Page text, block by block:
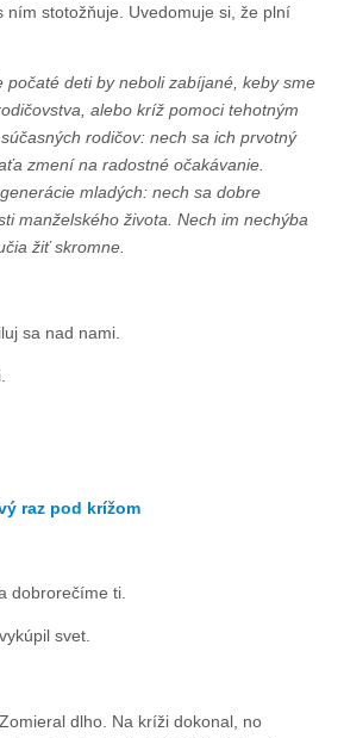
ním stotožňuje. Uvedomuje si, že plní
počaté deti by neboli zabíjané, keby sme
alebo kríž pomoci tehotným
rodičov: nech sa ich prvotný
zmení na radostné očakávanie.
mladých: nech sa dobre
manželského života. Nech im nechýba
žiť skromne.
sa nad nami.
raz pod krížom
dobrorečíme ti.
svet.
dlho. Na kríži dokonal, no